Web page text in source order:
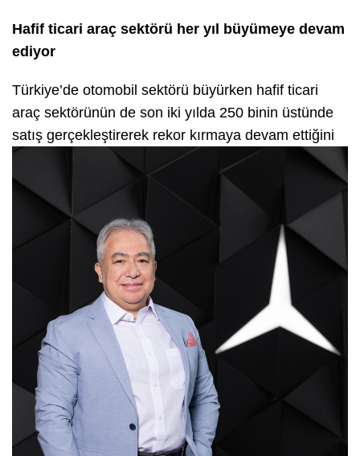
Hafif ticari araç sektörü her yıl büyümeye devam
ediyor
Türkiye’de otomobil sektörü büyürken hafif ticari
araç sektörünün de son iki yılda 250 binin üstünde
satış gerçekleştirerek rekor kırmaya devam ettiğini